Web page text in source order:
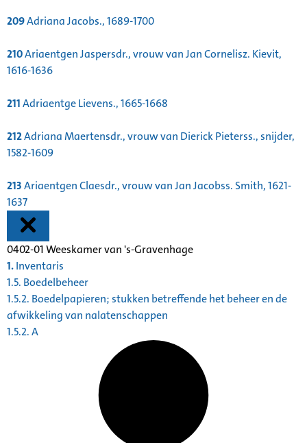
209Adriana Jacobs., 1689-1700
210Ariaentgen Jaspersdr., vrouw van Jan Cornelisz. Kievit,
1616-1636
211Adriaentge Lievens., 1665-1668
212Adriana Maertensdr., vrouw van Dierick Pieterss., snijder,
1582-1609
213Ariaentgen Claesdr., vrouw van Jan Jacobss. Smith, 1621-
1637
0402-01 Weeskamer van 's-Gravenhage
1.Inventaris
1.5. Boedelbeheer
1.5.2. Boedelpapieren; stukken betreffende het beheer en de
afwikkeling van nalatenschappen
1.5.2. A